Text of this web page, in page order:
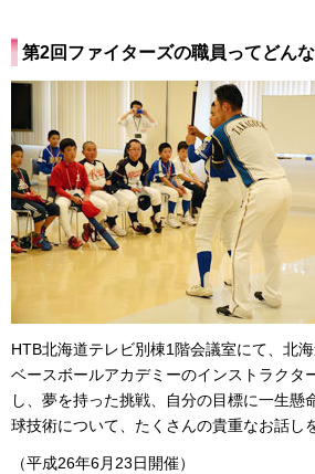
第2回ファイターズの職員ってどん
HTB北海道テレビ別棟1階会議室にて、北
ベースボールアカデミーのインストラクタ
し、夢を持った挑戦、自分の目標に一生懸
球技術について、たくさんの貴重なお話し
（平成26年6月23日開催）